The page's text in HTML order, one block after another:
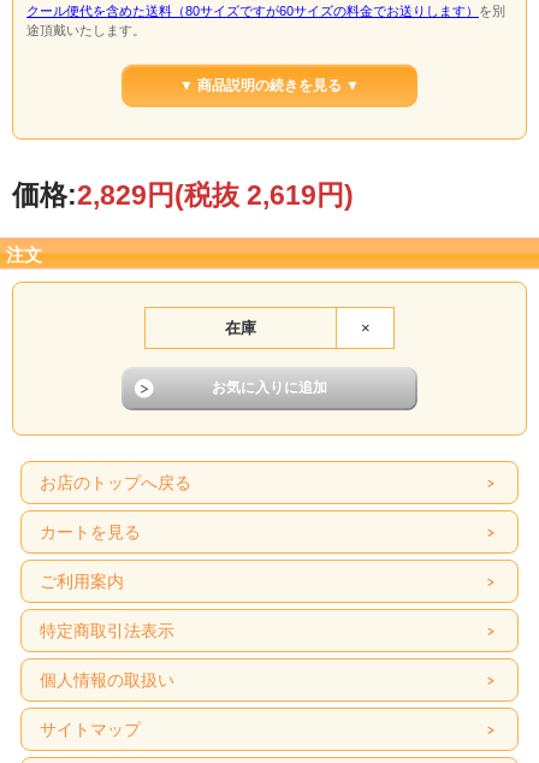
クール便代を含めた送料（80サイズですが60サイズの料金でお送りします） を別
途頂戴いたします。
グル10個セット」いづれか合わせて2セットも含む）、80サイズとなりますが、
60サイズの料金でお送りいたします。
※3セット以上は配送が2便になり、追加料金が必要となります。
保存方法は、説明した用紙を同梱いたします。
どうかご了承頂いた上でお買い求め頂きますようお願い申し上げます。
箱のサイズ 190×190×高さ95㎜
なっております。 発送日とは、出荷日のことで、お手元に届くのは発送日の翌
◎発送予定日が、2日ある理由について
早い方の日にち（この場合9日）が発送日となりますが、なんらかのハプニングが
あります。その他、ハプニングが絶対にないとは限りませんので）の遅い方の日
にち（今回の場10日）は予備日となっております。日にちをお選びいただけると
いうことではございませんのでご了承下さいませ。
・りんごアーモンドタルト 1個
・キャラメルマーブルケーキ 1個
・生クリームとアーモンドのマフィン 1個
・くるみクッキー 4個
・プレーンクッキー 1個
・有機シナモンとくるみビスコッティ 2個
・有機チョコチップスコーン 1個
賞味期限
保存料や着色料等は使用しておりません。 短く感じるかもしれませんがご了承く
ださいませ。
◎スコーン・・・発送日より冷凍で1か月保存可能。
▼ 商品説明の続きを見る ▼
価格:2,829円(税抜 2,619円)
注文
在庫 ×
お店のトップへ戻る
カートを見る
ご利用案内
特定商取引法表示
個人情報の取扱い
サイトマップ